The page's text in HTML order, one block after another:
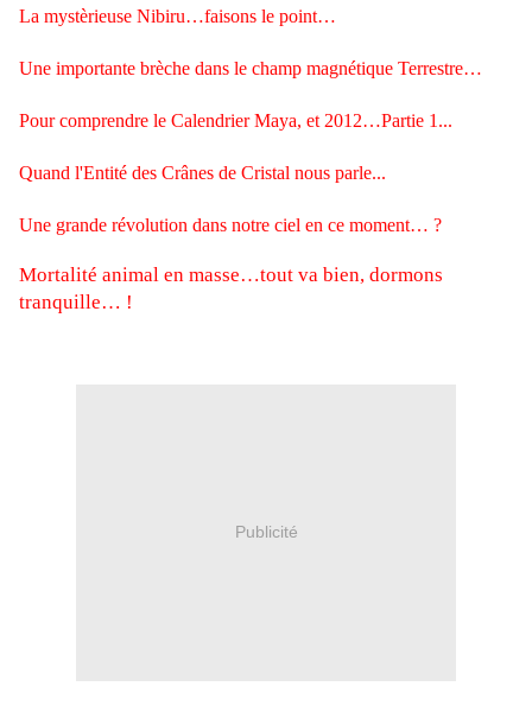
La mystèrieuse Nibiru…faisons le point…
Une importante brèche dans le champ magnétique Terrestre…
Pour comprendre le Calendrier Maya, et 2012…Partie 1...
Quand l'Entité des Crânes de Cristal nous parle...
Une grande révolution dans notre ciel en ce moment… ?
Mortalité animal en masse…tout va bien, dormons
tranquille… !
Publicité